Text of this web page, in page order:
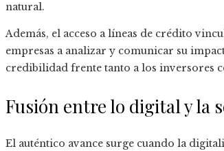
natural.
Además, el acceso a líneas de crédito
empresas a analizar y comunicar su
credibilidad frente tanto a los inversores
Fusión entre lo digital y la
El auténtico avance surge cuando la